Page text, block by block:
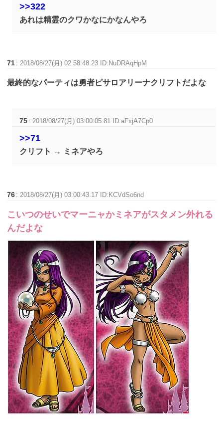
>>322
あれは精霊のクワかなにかなんやろ
71 :2018/08/27(月) 02:58:48.23 ID:NuDRAqHpM
最終的なパーティは勇者ピサロアリーナクリフトだよな
75 :2018/08/27(月) 03:00:05.81 ID:aFxjA7Cp0
>>71
クリフト → ミネアやろ
76 :2018/08/27(月) 03:00:43.17 ID:KCVdSo6nd
こいつのせいでマーニャかミネアがスタメン外れる
んだよな